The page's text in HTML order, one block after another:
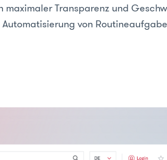
maximaler Transparenz und
von